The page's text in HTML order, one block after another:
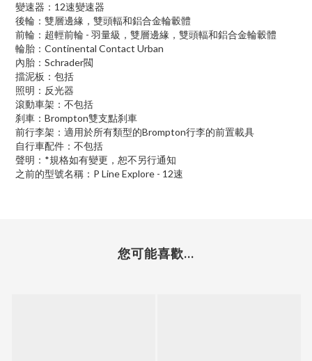
變速器： 12速變速器
後輪：雙層邊緣，雙頭輻和鋁合金輪轂體
前輪：超輕前輪 - 羽量級，雙層邊緣，雙頭輻和鋁合金輪轂體
輪胎：Continental Contact Urban
內胎： Schrader閥
擋泥板：包括
照明：反光器
滾動車架：不包括
刹車： Brompton雙支點刹車
前行李架：適用於所有類型的Brompton行李的前置載具
自行車配件：不包括
聲明： *規格如有變更，恕不另行通知
之前的型號名稱： P Line Explore - 12速
您可能喜歡...